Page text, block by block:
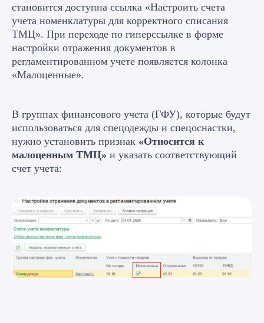
становится доступна ссылка «Настроить счета
учета номенклатуры для корректного списания
ТМЦ». При переходе по гиперссылке в форме
настройки отражения документов в
регламентированном учете появляется колонка
«Малоценные».
В группах финансового учета (ГФУ), которые будут
использоваться для спецодежды и спецоснастки,
нужно установить признак «Относится к
малоценным ТМЦ» и указать соответствующий
счет учета: